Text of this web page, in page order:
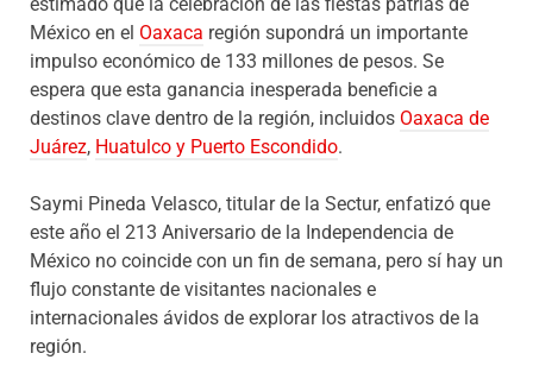
México en el Oaxaca región supondrá un importante
impulso económico de 133 millones de pesos. Se
espera que esta ganancia inesperada beneficie a
destinos clave dentro de la región, incluidos Oaxaca de
Juárez, Huatulco y Puerto Escondido.
Saymi Pineda Velasco, titular de la Sectur, enfatizó que
este año el 213 Aniversario de la Independencia de
México no coincide con un fin de semana, pero sí hay un
flujo constante de visitantes nacionales e
internacionales ávidos de explorar los atractivos de la
región.